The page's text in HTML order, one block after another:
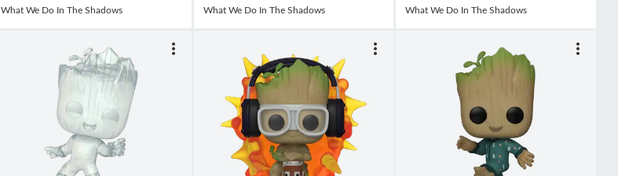
What We Do In The Shadows What We Do In The Shadows What We Do In The Shadows